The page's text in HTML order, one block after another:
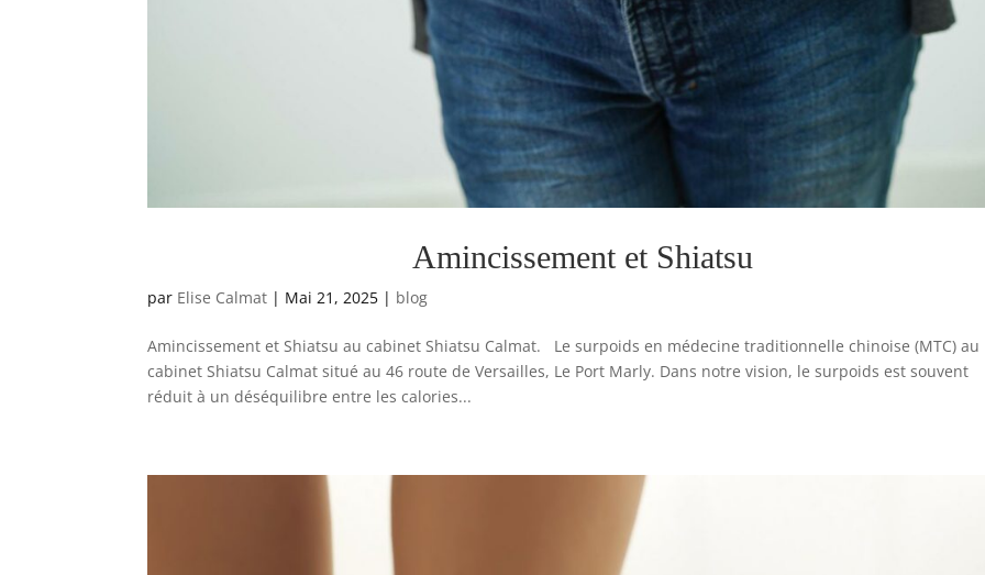
Amincissement et Shiatsu
par Elise Calmat | Mai 21, 2025 | blog
Amincissement et Shiatsu au cabinet Shiatsu Calmat. Le surpoids en médecine traditionnelle chinoise (MTC) au
cabinet Shiatsu Calmat situé au 46 route de Versailles, Le Port Marly. Dans notre vision, le surpoids est souvent
réduit à un déséquilibre entre les calories...